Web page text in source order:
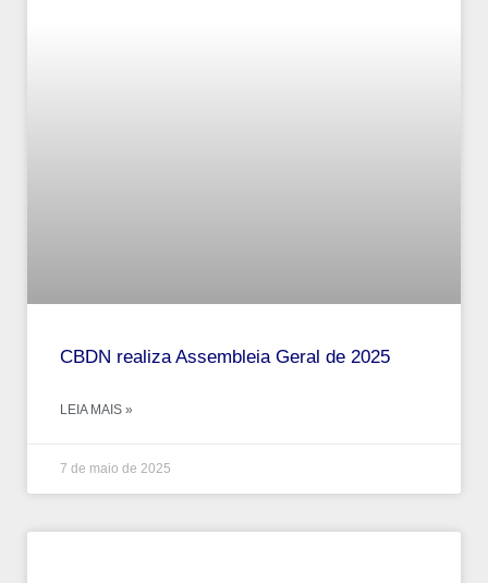
CBDN realiza Assembleia Geral de 2025
LEIA MAIS »
7 de maio de 2025